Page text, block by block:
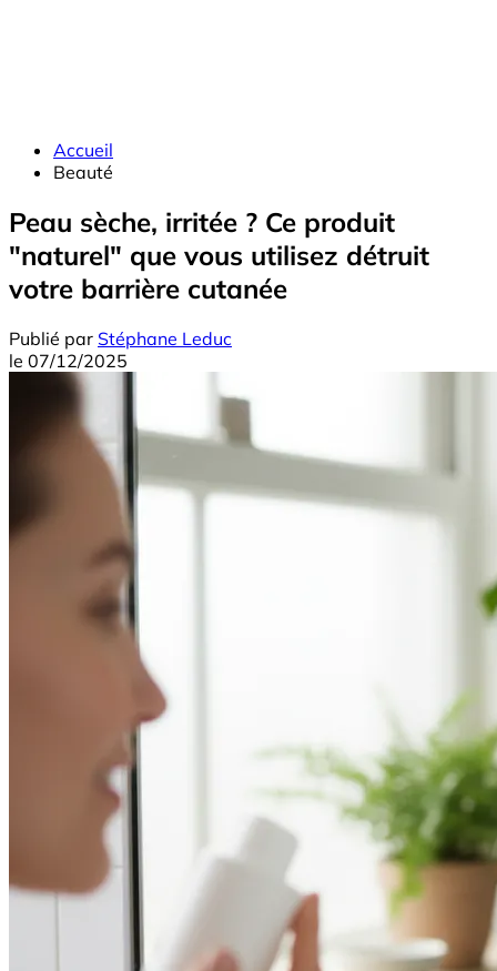
Accueil
Beauté
Peau sèche, irritée ? Ce produit
"naturel" que vous utilisez détruit
votre barrière cutanée
Publié par Stéphane Leduc
le 07/12/2025